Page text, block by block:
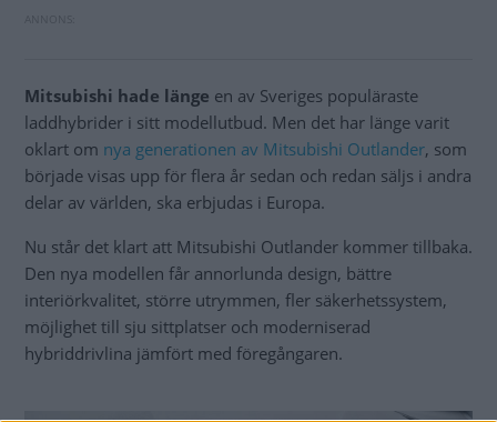
Mitsubishi hade länge en av Sveriges populäraste
laddhybrider i sitt modellutbud. Men det har länge varit
oklart om nya generationen av Mitsubishi Outlander, som
började visas upp för flera år sedan och redan säljs i andra
delar av världen, ska erbjudas i Europa.
Nu står det klart att Mitsubishi Outlander kommer tillbaka.
Den nya modellen får annorlunda design, bättre
interiörkvalitet, större utrymmen, fler säkerhetssystem,
möjlighet till sju sittplatser och moderniserad
hybriddrivlina jämfört med föregångaren.